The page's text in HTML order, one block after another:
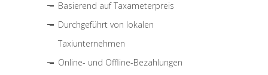
Basierend auf Taxameterpreis
Durchgeführt von lokalen
Taxiunternehmen
Online- und Offline-Bezahlungen